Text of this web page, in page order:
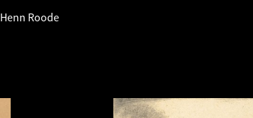
Henn Roode